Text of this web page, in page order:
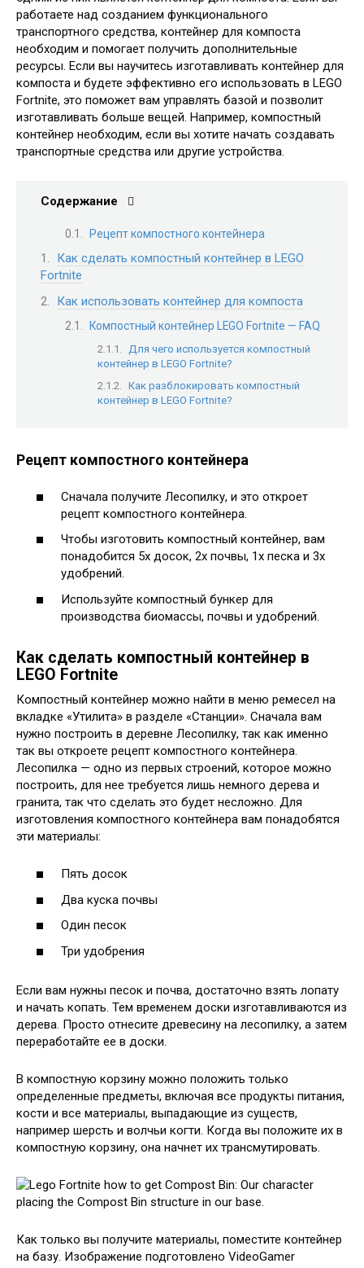
работаете над созданием функционального
транспортного средства, контейнер для компоста
необходим и помогает получить дополнительные
ресурсы. Если вы научитесь изготавливать контейнер для
компоста и будете эффективно его использовать в LEGO
Fortnite, это поможет вам управлять базой и позволит
изготавливать больше вещей. Например, компостный
контейнер необходим, если вы хотите начать создавать
транспортные средства или другие устройства.
Содержание
Рецепт компостного контейнера
Как сделать компостный контейнер в LEGO
Fortnite
Как использовать контейнер для компоста
Компостный контейнер LEGO Fortnite — FAQ
Для чего используется компостный
контейнер в LEGO Fortnite?
Как разблокировать компостный
контейнер в LEGO Fortnite?
Рецепт компостного контейнера
Сначала получите Лесопилку, и это откроет
рецепт компостного контейнера.
Чтобы изготовить компостный контейнер, вам
понадобится 5x досок, 2x почвы, 1x песка и 3x
удобрений.
Используйте компостный бункер для
производства биомассы, почвы и удобрений.
Как сделать компостный контейнер в
LEGO Fortnite
Компостный контейнер можно найти в меню ремесел на
вкладке «Утилита» в разделе «Станции». Сначала вам
нужно построить в деревне Лесопилку, так как именно
так вы откроете рецепт компостного контейнера.
Лесопилка — одно из первых строений, которое можно
построить, для нее требуется лишь немного дерева и
гранита, так что сделать это будет несложно. Для
изготовления компостного контейнера вам понадобятся
эти материалы:
Пять досок
Два куска почвы
Один песок
Три удобрения
Если вам нужны песок и почва, достаточно взять лопату
и начать копать. Тем временем доски изготавливаются из
дерева. Просто отнесите древесину на лесопилку, а затем
переработайте ее в доски.
В компостную корзину можно положить только
определенные предметы, включая все продукты питания,
кости и все материалы, выпадающие из существ,
например шерсть и волчьи когти. Когда вы положите их в
компостную корзину, она начнет их трансмутировать.
Как только вы получите материалы, поместите контейнер
на базу. Изображение подготовлено VideoGamer